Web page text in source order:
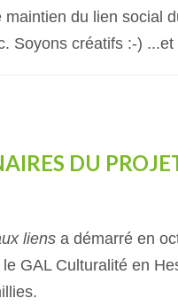
maintien du lien social
Soyons créatifs :-)
DU
liens a démarré en
GAL Culturalité en